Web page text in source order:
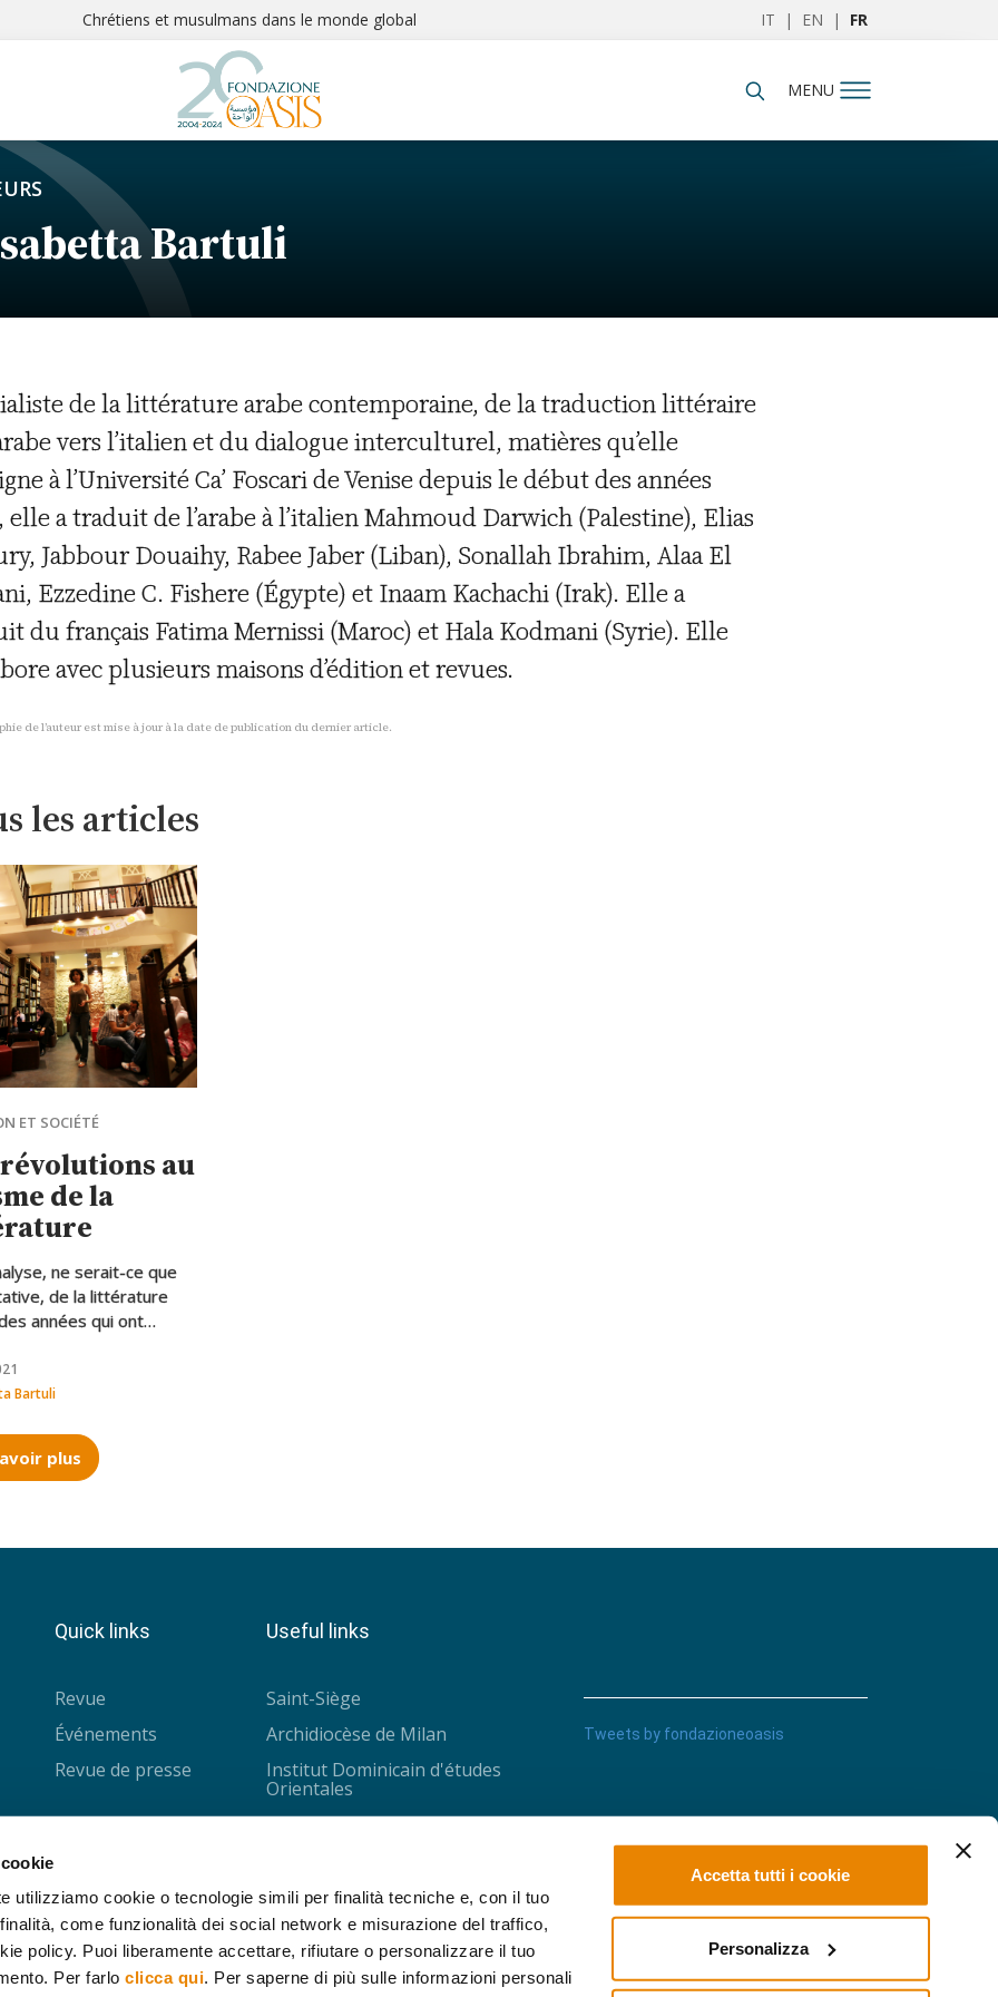
utilizziamo cookie o tecnologie simili per finalità tecniche e, con il tuo
come funzionalità dei social network e misurazione del traffico,
policy. Puoi liberamente accettare, rifiutare o personalizzare il tuo
Per farloclicca qui. Per saperne di più sulle informazioni personali
Accetta tutti i cookie
Personalizza
Chrétiens et musulmans dans le monde global IT | EN | FR
MENU
Bartuli
de la littérature arabe contemporaine, de la traduction littéraire
vers l’italien et du dialogue interculturel, matières qu’elle
à l’Université Ca’ Foscari de Venise depuis le début des années
elle a traduit de l’arabe à l’italien Mahmoud Darwich (Palestine), Elias
Jabbour Douaihy, Rabee Jaber (Liban), Sonallah Ibrahim, Alaa El
Ezzedine C. Fishere (Égypte) et Inaam Kachachi (Irak). Elle a
du français Fatima Mernissi (Maroc) et Hala Kodmani (Syrie). Elle
avec plusieurs maisons d’édition et revues.
de l’auteur est mise à jour à la date de publication du dernier article.
les articles
ET SOCIÉTÉ
au
de la
ne serait-ce que
de la littérature
années qui ont
montré avec une
clarté l’effervescence
Orient.
Bartuli
plus
Quick links
Revue
Événements
Revue de presse
Useful links
Saint-Siège
Archidiocèse de Milan
Institut Dominicain d'études
Orientales
Université Saint-Joseph
Collège des Bernardins
IPRA - Nantes
Fondation Cariplo
Tweets by fondazioneoasis